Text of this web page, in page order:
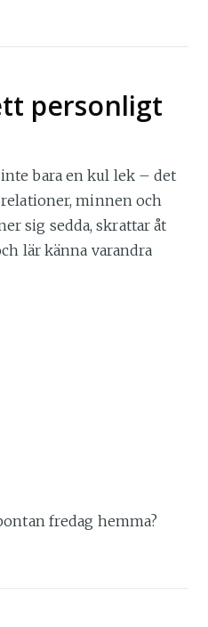
personligt
bara en kul lek – det
minnen och
sig sedda, skrattar åt
lär känna varandra
fredag hemma?